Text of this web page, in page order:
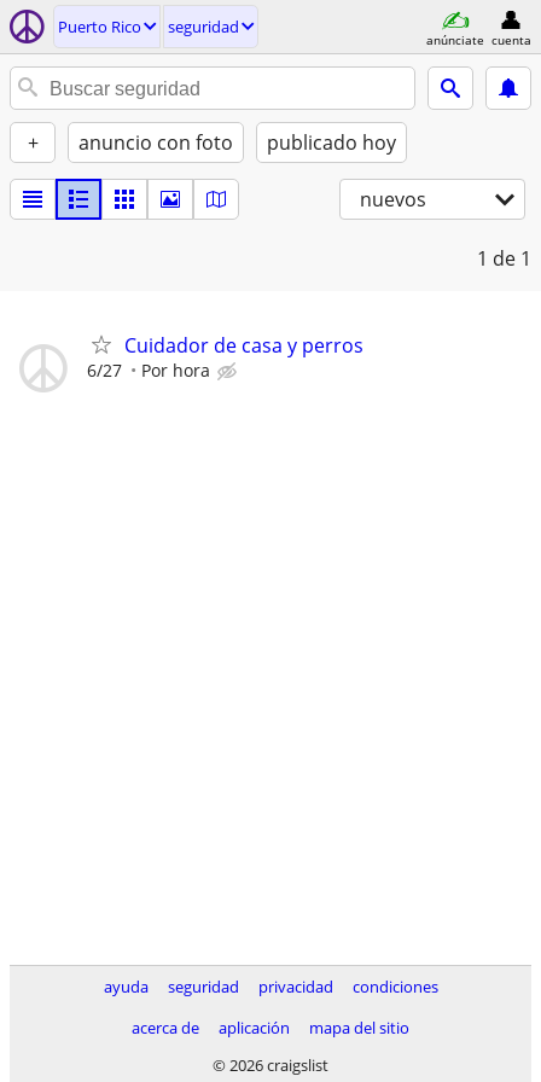
Puerto Rico seguridad
anúnciate cuenta
+ anuncio con foto publicado hoy
nuevos
1 de 1
Cuidador de casa y perros
6/27 Por hora
ayuda seguridad privacidad
condiciones
acerca de
aplicación
mapa del sitio
© 2026 craigslist